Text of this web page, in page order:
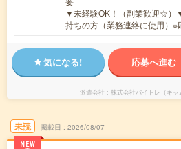
▼未経験OK！（副業歓迎☆
持ちの方（業務連絡に使用）
気になる! 応募へ進む
派遣会社 株式会社バイトレ（キャ
未読
NEW
掲載日 2026/08/07